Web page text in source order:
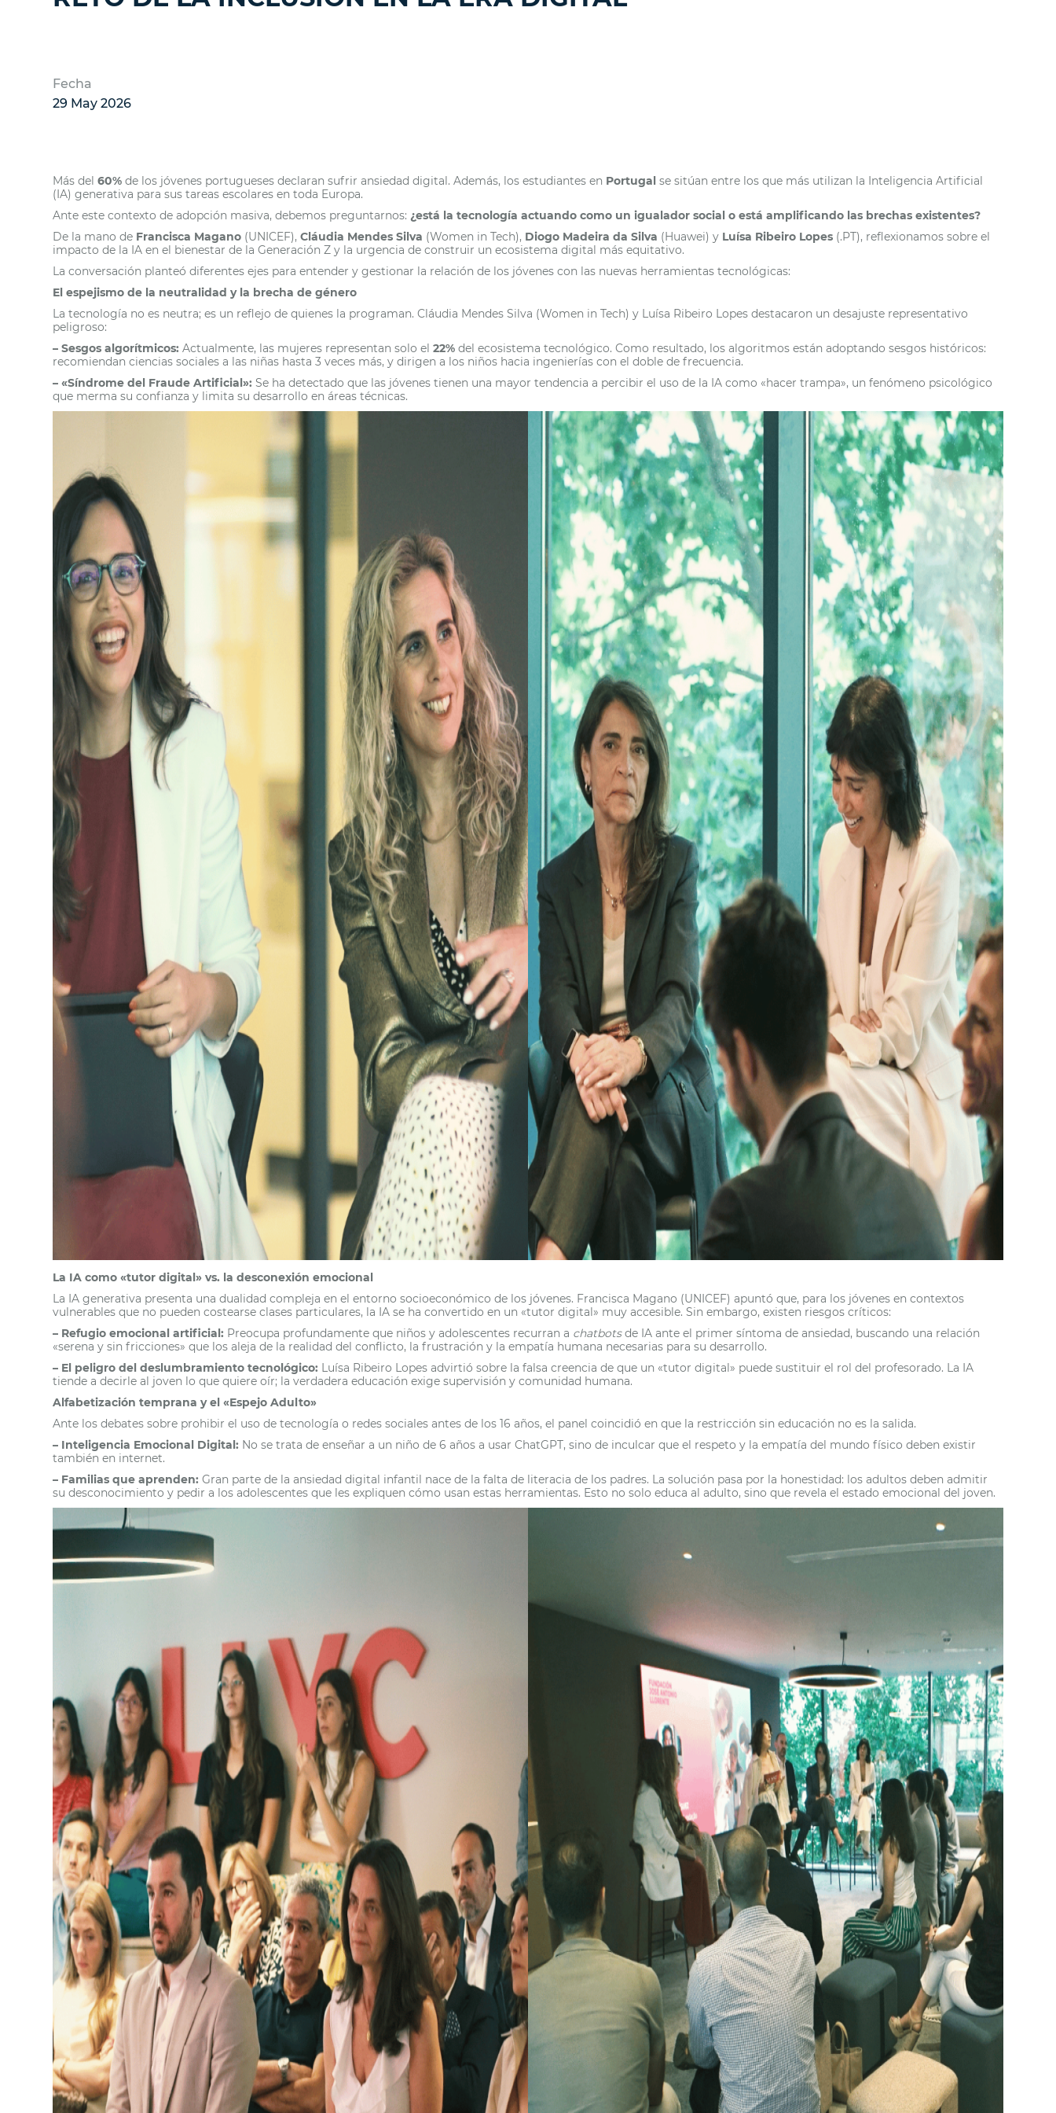
Fecha
29 May 2026
Más del60% de los jóvenes portugueses declaran sufrir ansiedad digital. Además, los estudiantes en Portugal se sitúan entre los que más utilizan la Inteligencia Artificial
(IA) generativa para sus tareas escolares en toda Europa.
Ante este contexto de adopción masiva, debemos preguntarnos: ¿está la tecnología actuando como un igualador social o está amplificando las brechas existentes?
De la mano de Francisca Magano (UNICEF),Cláudia Mendes Silva (Women in Tech), Diogo Madeira da Silva (Huawei) y Luísa Ribeiro Lopes (.PT), reflexionamos sobre el
impacto de la IA en el bienestar de la Generación Z y la urgencia de construir un ecosistema digital más equitativo.
La conversación planteó diferentes ejes para entender y gestionar la relación de los jóvenes con las nuevas herramientas tecnológicas:
El espejismo de la neutralidad y la brecha de género
La tecnología no es neutra; es un reflejo de quienes la programan. Cláudia Mendes Silva (Women in Tech) y Luísa Ribeiro Lopes destacaron un desajuste representativo
peligroso:
– Sesgos algorítmicos: Actualmente, las mujeres representan solo el22% del ecosistema tecnológico. Como resultado, los algoritmos están adoptando sesgos históricos:
recomiendan ciencias sociales a las niñas hasta 3 veces más, y dirigen a los niños hacia ingenierías con el doble de frecuencia.
– «Síndrome del Fraude Artificial»: Se ha detectado que las jóvenes tienen una mayor tendencia a percibir el uso de la IA como «hacer trampa», un fenómeno psicológico
que merma su confianza y limita su desarrollo en áreas técnicas.
La IA como «tutor digital» vs. la desconexión emocional
La IA generativa presenta una dualidad compleja en el entorno socioeconómico de los jóvenes. Francisca Magano (UNICEF) apuntó que, para los jóvenes en contextos
vulnerables que no pueden costearse clases particulares, la IA se ha convertido en un «tutor digital» muy accesible. Sin embargo, existen riesgos críticos:
– Refugio emocional artificial: Preocupa profundamente que niños y adolescentes recurran a chatbotsde IA ante el primer síntoma de ansiedad, buscando una relación
«serena y sin fricciones» que los aleja de la realidad del conflicto, la frustración y la empatía humana necesarias para su desarrollo.
– El peligro del deslumbramiento tecnológico: Luísa Ribeiro Lopes advirtió sobre la falsa creencia de que un «tutor digital» puede sustituir el rol del profesorado. La IA
tiende a decirle al joven lo que quiere oír; la verdadera educación exige supervisión y comunidad humana.
Alfabetización temprana y el «Espejo Adulto»
Ante los debates sobre prohibir el uso de tecnología o redes sociales antes de los 16 años, el panel coincidió en que la restricción sin educación no es la salida.
– Inteligencia Emocional Digital: No se trata de enseñar a un niño de 6 años a usar ChatGPT, sino de inculcar que el respeto y la empatía del mundo físico deben existir
también en internet.
– Familias que aprenden: Gran parte de la ansiedad digital infantil nace de la falta de literacia de los padres. La solución pasa por la honestidad: los adultos deben admitir
su desconocimiento y pedir a los adolescentes que les expliquen cómo usan estas herramientas. Esto no solo educa al adulto, sino que revela el estado emocional del joven.